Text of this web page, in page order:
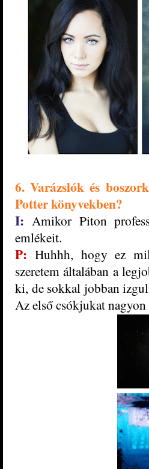
6. Varázslók és
Potter könyvekben?
I: Amikor Piton
emlékeit.
P: Huhhh, hogy ez
szeretem általában a
ki, de sokkal jobban
Az első csókjukat nagyon